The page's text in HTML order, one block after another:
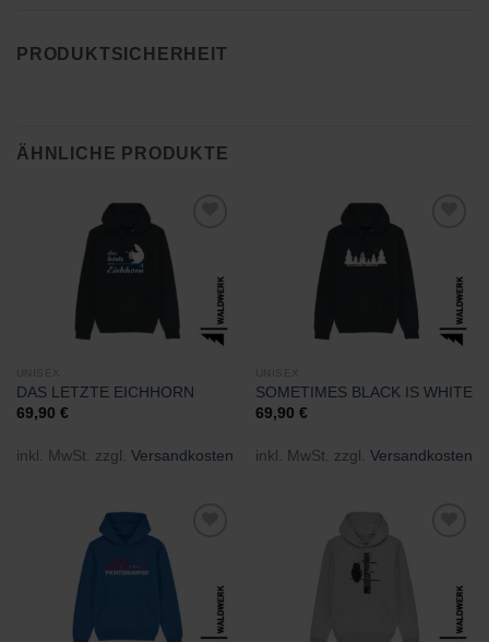
PRODUKTSICHERHEIT
ÄHNLICHE PRODUKTE
Wunschliste
hinzufügen
UNISEX
DAS LETZTE EICHHORN
69,90 €
inkl. MwSt. zzgl. Versandkosten
Wunschliste
hinzufügen
UNISEX
SOMETIMES BLACK IS WHITE
69,90 €
inkl. MwSt. zzgl. Versandkosten
Wunschliste
hinzufügen
hinzufügen